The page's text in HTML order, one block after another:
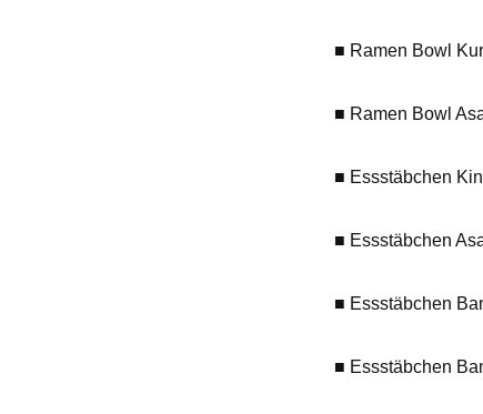
■ Ramen Bowl
■ Ramen Bowl
■ Essstäbchen
■ Essstäbchen
■ Essstäbchen
■ Essstäbchen